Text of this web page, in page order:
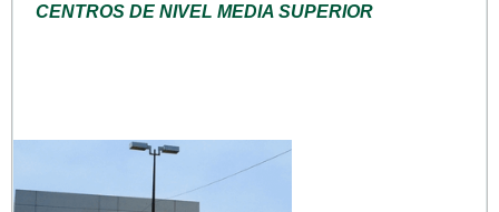
CENTROS DE NIVEL MEDIA SUPERIOR